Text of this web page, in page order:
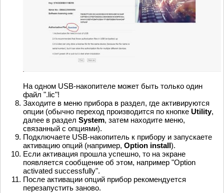
На одном USB-накопителе может быть только один
файл ".lic"!
Заходите в меню прибора в раздел, где активируются
опции (обычно переход производится по кнопке Utility,
далее в раздел System, затем находите меню,
связанный с опциями).
Подключаете USB-накопитель к прибору и запускаете
активацию опций (например, Option install ).
Если активация прошла успешно, то на экране
появляется сообщение об этом, например "Option
activated successfully".
После активации опций прибор рекомендуется
перезапустить заново.